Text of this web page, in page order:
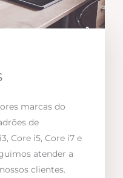
marcas do
de
Core i5, Core i7 e
atender a
clientes.